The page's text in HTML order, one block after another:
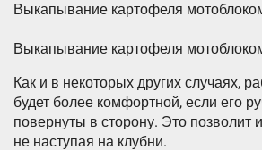
Выкапывание картофеля
Выкапывание картофеля
Как и в некоторых других случаях,
будет более комфортной, если его
повернуты в сторону. Это позволит
не наступая на клубни.